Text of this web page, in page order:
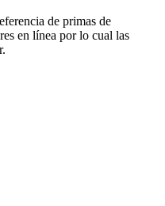
de primas de
en línea por lo cual las